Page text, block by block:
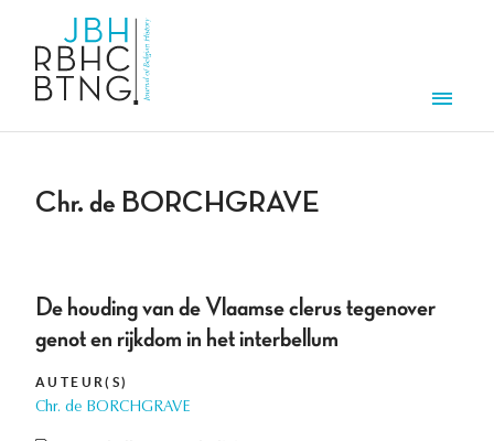
Chr. de BORCHGRAVE
De houding van de Vlaamse clerus tegenover
genot en rijkdom in het interbellum
AUTEUR(S)
Chr. de BORCHGRAVE